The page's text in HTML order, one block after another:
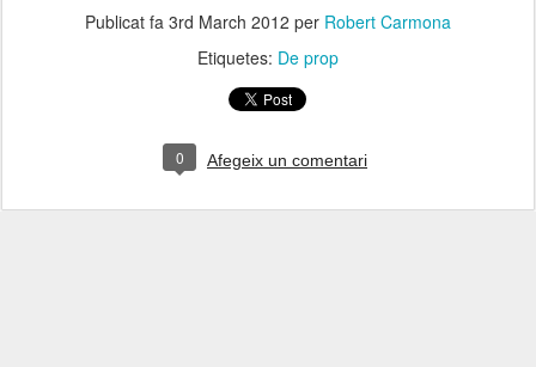
Publicat fa 3rd March 2012 per Robert Carmona
Etiquetes: De prop
0 Afegeix un comentari